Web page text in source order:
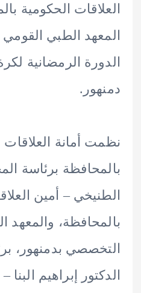
الحكومية
الطبي القومي
الرمضانية لكرة
أمانة العلاقات
برئاسة
– أمين العلاقات
والمعهد الطبي
بدمنهور، برئاسة،
إبراهيم البنا – مدير